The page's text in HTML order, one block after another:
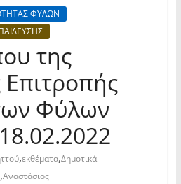
ΦΥΛΩΝ
της
Φύλων
,εκθέματα,Δημοτικά
,Αναστάσιος